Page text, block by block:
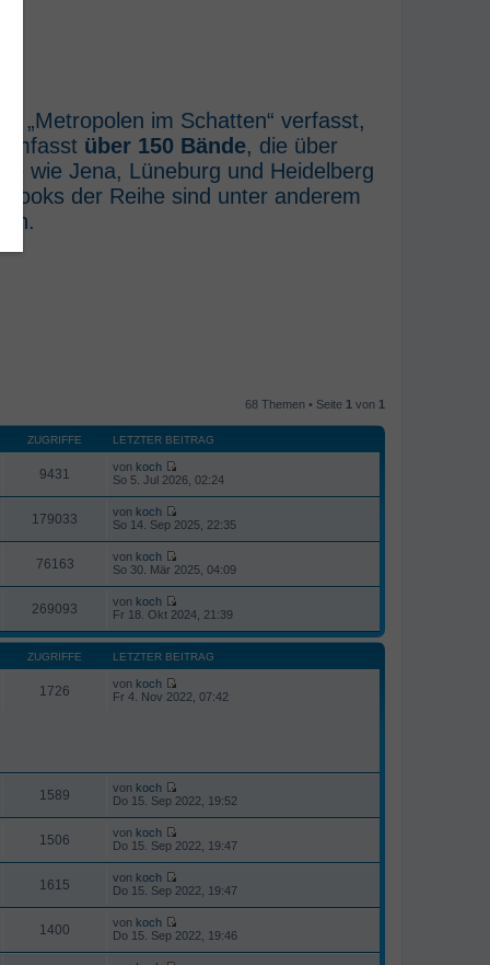
„Metropolen im Schatten“ verfasst,
über 150 Bände, die über
wie Jena, Lüneburg und Heidelberg
der Reihe sind unter anderem
68 Themen • Seite 1 von 1
ZUGRIFFE LETZTER BEITRAG
9431 von koch
N
s
t
r
i
t
r
g
So 5. Jul 2026, 02:24
179033 von koch
N
s
t
r
e
i
t
a
So 14. Sep 2025, 22:35
76163 von koch
N
s
t
e
r
B
i
So 30. Mär 2025, 04:09
269093 von koch
N
u
e
s
e
r
r
g
Fr 18. Okt 2024, 21:39
ZUGRIFFE LETZTER BEITRAG
1726 von koch
N
e
B
t
r
a
Fr 4. Nov 2022, 07:42
1589 von koch
N
s
t
r
i
t
r
Do 15. Sep 2022, 19:52
1506 von koch
N
s
t
r
Do 15. Sep 2022, 19:47
1615 von koch
N
s
t
Do 15. Sep 2022, 19:47
1400 von koch
N
Do 15. Sep 2022, 19:46